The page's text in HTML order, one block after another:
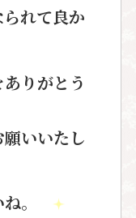
れて良か
りがとう
いいたし
。